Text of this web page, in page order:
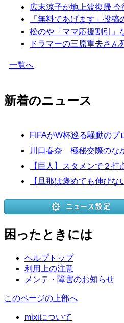
広末涼子が地上波復帰 今
「無料であげます」投稿
松のや「ママ応援割引」
ドラマーの三原重夫さん
一覧へ
新着のニュース
FIFAがW杯巡る騒動の
川口春奈 極秘交際のな
【巨人】スタメンで２
【旦那は褒めても伸び
困ったときには
ヘルプトップ
利用上の注意
メンテ・障害のお知らせ
このページの上部へ
mixiについて